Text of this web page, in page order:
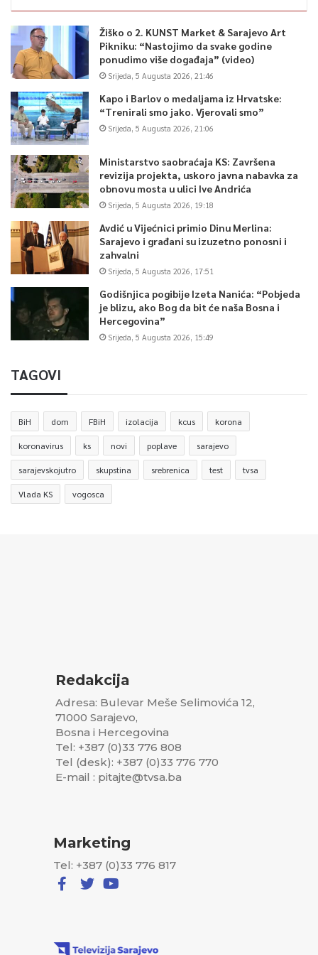
Žiško o 2. KUNST Market & Sarajevo Art
Pikniku: “Nastojimo da svake godine
ponudimo više događaja” (video)
Srijeda, 5 Augusta 2026, 21:46
Kapo i Barlov o medaljama iz Hrvatske:
“Trenirali smo jako. Vjerovali smo”
Srijeda, 5 Augusta 2026, 21:06
Ministarstvo saobraćaja KS: Završena
revizija projekta, uskoro javna nabavka za
obnovu mosta u ulici Ive Andrića
Srijeda, 5 Augusta 2026, 19:18
Avdić u Vijećnici primio Dinu Merlina:
Sarajevo i građani su izuzetno ponosni i
zahvalni
Srijeda, 5 Augusta 2026, 17:51
Godišnjica pogibije Izeta Nanića: “Pobjeda
je blizu, ako Bog da bit će naša Bosna i
Hercegovina”
Srijeda, 5 Augusta 2026, 15:49
TAGOVI
BiH dom FBiH izolacija kcus korona
koronavirus ks novi poplave sarajevo
sarajevskojutro skupstina srebrenica test tvsa
Vlada KS vogosca
Redakcija
Adresa: Bulevar Meše Selimovića 12,
71000 Sarajevo,
Bosna i Hercegovina
Tel: +387 (0)33 776 808
Tel (desk): +387 (0)33 776 770
E-mail : pitajte@tvsa.ba
Marketing
Tel: +387 (0)33 776 817